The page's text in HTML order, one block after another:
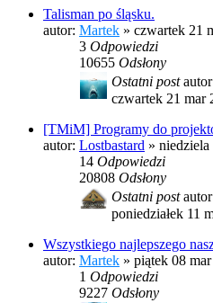
Talisman po śląsku.
autor: Martek » czwartek 21
3 Odpowiedzi
10655 Odsłony
Ostatni post
czwartek 21 mar
[TMiM] Programy do
autor: Lostbastard »
14 Odpowiedzi
20808 Odsłony
Ostatni post
poniedziałek 11
Wszystkiego najlepszego
autor: Martek » piątek 08
1 Odpowiedzi
9227 Odsłony